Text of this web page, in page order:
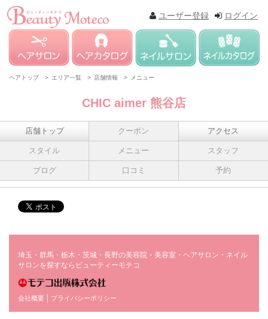
ログイン
ユーザー登録
ヘアトップ > エリア一覧 > 店舗情報 > メニュー
CHIC aimer 熊谷店
店舗トップ クーポン アクセス
スタイル メニュー スタッフ
ブログ 口コミ 予約
埼玉・群馬・栃木・茨城・長野の美容院・美容室・ヘアサロン・ネイル
サロンを探すならビューティーモテコ
会社概要 プライバシーポリシー